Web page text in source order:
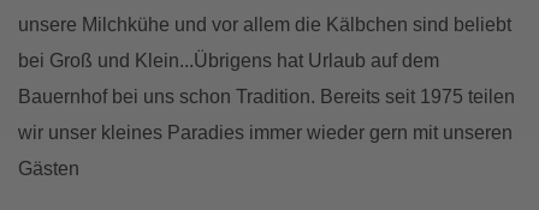
unsere Milchkühe und vor allem die Kälbchen sind beliebt
bei Groß und Klein...Übrigens hat Urlaub auf dem
Bauernhof bei uns schon Tradition. Bereits seit 1975 teilen
wir unser kleines Paradies immer wieder gern mit unseren
Gästen